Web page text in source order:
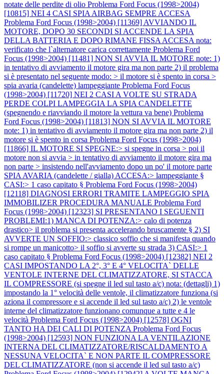
notate delle perdite di olio Problema Ford Focus (1998>2004)
[10815] NEI 4 CASI SPIA AIRBAG SEMPRE ACCESA
Problema Ford Focus (1998>2004) [11369] AVVIANDO IL
MOTORE, DOPO 30 SECONDI SI ACCENDE LA SPIA
DELLA BATTERIA E DOPO RIMANE FISSA ACCESA nota:
verificato che l`alternatore carica correttamente Problema Ford
Focus (1998>2004) [11481] NON SI AVVIA IL MOTORE note: 1)
in tentativo di avviamento il motore gira ma non parte 2) il problema
si è presentato nel seguente modo: > il motore si è spento in corsa >
spia avaria (candelette) lampeggiante Problema Ford Focus
(1998>2004) [11720] NEI 2 CASI A VOLTE SU STRADA
PERDE COLPI LAMPEGGIA LA SPIA CANDELETTE
(spegnendo e riavviando il motore la vettura va bene) Problema
Ford Focus (1998>2004) [11813] NON SI AVVIA IL MOTORE
note: 1) in tentativo di avviamento il motore gira ma non parte 2) il
motore si è spento in corsa Problema Ford Focus (1998>2004)
[11866] IL MOTORE SI SPEGNE:> si spegne in corsa > poi il
motore non si avvia > in tentativo di avviamento il motore gira ma
non parte > insistendo nell'avviamento dopo un po' il motore parte
SPIA AVARIA (candelette / gialla) ACCESA:> lampeggiante §
CASI:> 1 caso capitato § Problema Ford Focus (1998>2004)
[12118] DIAGNOSI ERRORI TRAMITE LAMPEGGIO SPIA
IMMOBILIZER PROCEDURA MANUALE Problema Ford
Focus (1998>2004) [12323] SI PRESENTANO I SEGUENTI
PROBLEMI:1) MANCA DI POTENZA:> calo di potenza
drastico> il problema si presenta accelerando bruscamente § 2) SI
AVVERTE UN SOFFIO:> classico soffio che si manifesta quando
si rompe un manicotto> il soffio si avverte su strada 3) CASI:> 1
caso capitato § Problema Ford Focus (1998>2004) [12382] NEI 2
CASI IMPOSTANDO LA 2°, 3° E 4° VELOCITA` DELLE
VENTOLE INTERNE DEL CLIMATIZZATORE, SI STACCA
IL COMPRESSORE (si spegne il led sul tasto a/c) nota: (dettagli) 1)
impostando la 1° velocità delle ventole, il climatizzatore funziona (si
aziona il compressore e si accende il led sul tasto a/c) 2) le ventole
interne del climatizzatore funzionano comunque a tutte e 4 le
velocità Problema Ford Focus (1998>2004) [12578] OGNI
TANTO HA DEI CALI DI POTENZA Problema Ford Focus
(1998>2004) [12593] NON FUNZIONA LA VENTILAZIONE
INTERNA DEL CLIMATIZZATORE/RISCALDAMENTO A
NESSUNA VELOCITA` E NON PARTE IL COMPRESSORE
DEL CLIMATIZZATORE (non si accende il led sul tasto a/c)